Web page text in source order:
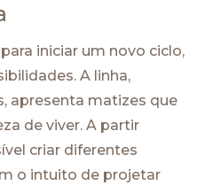
iniciar um novo ciclo,
A linha,
apresenta matizes que
de viver. A partir
criar diferentes
o intuito de projetar